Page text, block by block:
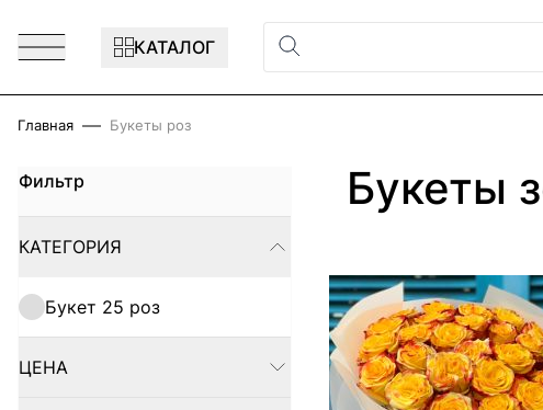
КАТАЛОГ
Главная Букеты роз
Фильтр
Skip to product list
КАТЕГОРИЯ
FILTER
Букет 25 роз
ЦЕНА
FILTER
Букеты